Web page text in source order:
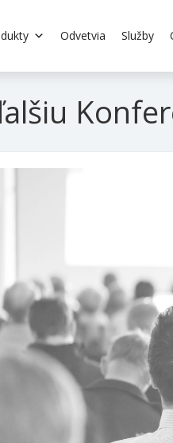
Odvetvia Služby